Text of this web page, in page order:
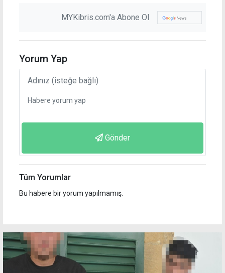
MYKibris.com'a Abone Ol
Yorum Yap
Gönder
Tüm Yorumlar
Bu habere bir yorum yapılmamış.